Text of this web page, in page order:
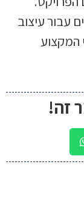
עבור עיצוב
המקצוע
זה!